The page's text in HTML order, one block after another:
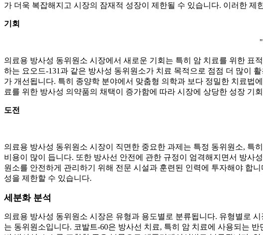
가 더욱 복잡해지고 시장의 잠재적 성장이 제한될 수 있습니다. 이러한
기회
"
의료용 방사성 동위원소 시장에서 새로운 기회는 특히 암 치료를 위한 표
하는 요오드-131과 같은 방사성 동위원소가 치료 목적으로 점점 더 많이
가 개선됩니다. 특히 종양학 분야에서 맞춤형 의학과 보다 정밀한 치료법
료를 위한 방사성 의약품의 채택이 증가함에 따라 시장에 상당한 성장 기
도전
의료용 방사성 동위원소 시장이 직면한 중요한 과제는 특정 동위원소, 특
비용이 많이 듭니다. 또한 방사선 안전에 관한 규정이 엄격해지면서 방사
원소를 안전하게 관리하기 위해 전문 시설과 훈련된 인력에 투자해야 합
성을 제한할 수 있습니다.
세분화 분석
의료용 방사성 동위원소 시장은 유형과 용도별로 분류됩니다. 유형별로
는 동위원소입니다. 코발트-60은 방사선 치료, 특히 암 치료에 사용되는